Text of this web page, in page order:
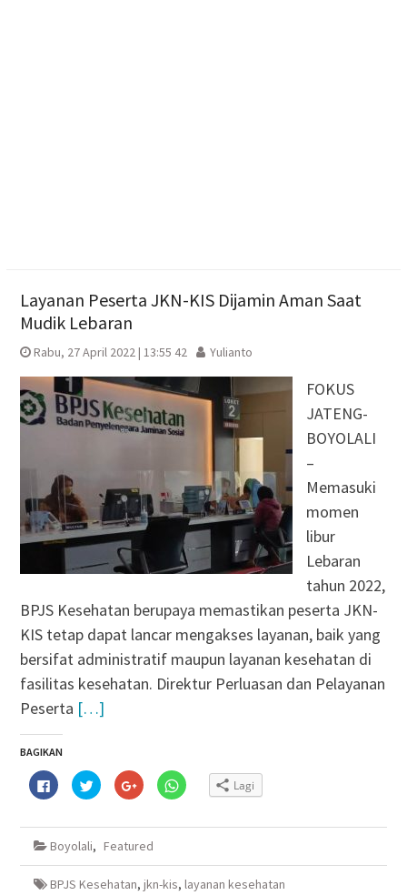
Layanan Peserta JKN-KIS Dijamin Aman Saat
Mudik Lebaran
Rabu, 27 April 2022 | 13:55 42 Yulianto
FOKUS
JATENG-
BOYOLALI
–
Memasuki
momen
libur
Lebaran
tahun 2022,
BPJS Kesehatan berupaya memastikan peserta JKN-
KIS tetap dapat lancar mengakses layanan, baik yang
bersifat administratif maupun layanan kesehatan di
fasilitas kesehatan. Direktur Perluasan dan Pelayanan
Peserta […]
BAGIKAN
Klik
untuk
membagikan
Facebook(Membuka
jendela
yang
baru)
Klik
untuk
berbagi
Twitter(Membuka
jendela
baru)
Klik
untuk
berbagi
Google+
di
yang
baru)
Klik
untuk
WhatsApp(Membuka
baru)
Lagi
Boyolali, Featured
BPJS Kesehatan, jkn-kis, layanan kesehatan